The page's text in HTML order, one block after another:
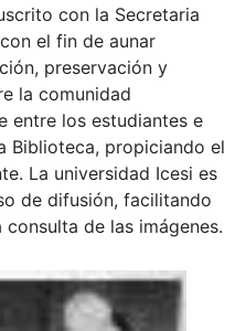
con la Secretaria
el fin de aunar
preservación y
la comunidad
entre los estudiantes e
Biblioteca, propiciando el
La universidad Icesi es
de difusión, facilitando
de las imágenes.